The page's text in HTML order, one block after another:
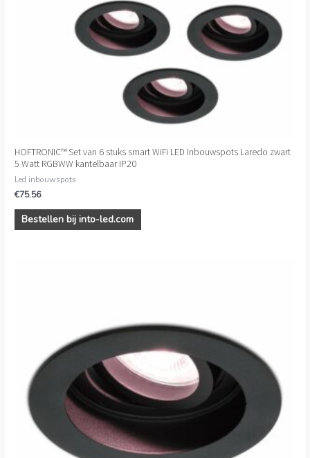
HOFTRONIC™ Set van 6 stuks smart WiFi LED Inbouwspots Laredo zwart
5 Watt RGBWW kantelbaar IP20
Led inbouwspots
€75.56
Bestellen bij into-led.com